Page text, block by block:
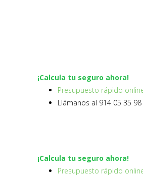
¡Calcula tu seguro ahora!
Presupuesto rápido
Llámanos al 914 05 35 98
¡Calcula tu seguro ahora!
Presupuesto rápido